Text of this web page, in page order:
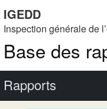
IGEDD
Inspection générale de
Base des
Rapports